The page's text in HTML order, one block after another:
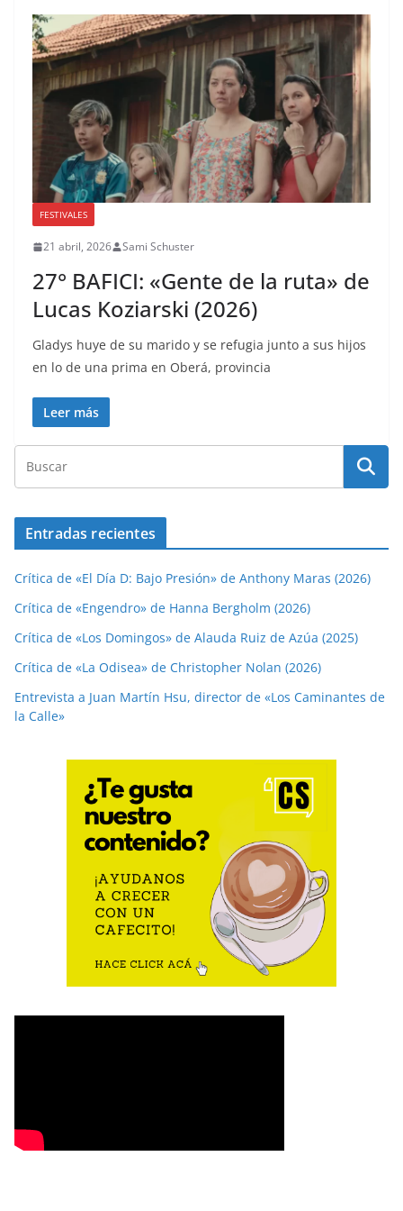
FESTIVALES
21 abril, 2026 Sami Schuster
27° BAFICI: «Gente de la ruta» de
Lucas Koziarski (2026)
Gladys huye de su marido y se refugia junto a sus hijos
en lo de una prima en Oberá, provincia
Leer más
Entradas recientes
Crítica de «El Día D: Bajo Presión» de Anthony Maras (2026)
Crítica de «Engendro» de Hanna Bergholm (2026)
Crítica de «Los Domingos» de Alauda Ruiz de Azúa (2025)
Crítica de «La Odisea» de Christopher Nolan (2026)
Entrevista a Juan Martín Hsu, director de «Los Caminantes de
la Calle»